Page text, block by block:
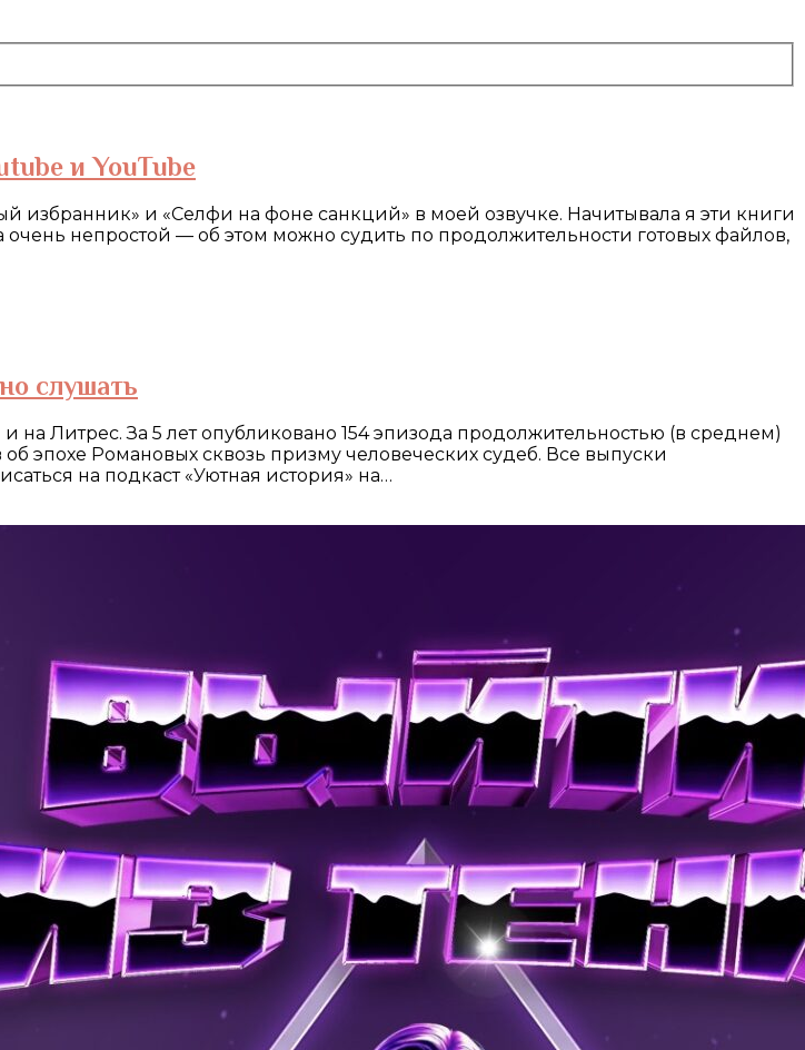
и YouTube
избранник» и «Селфи на фоне санкций» в моей озвучке. Начитывала я эти книги
очень непростой — об этом можно судить по продолжительности готовых файлов,
слушать
на Литрес. За 5 лет опубликовано 154 эпизода продолжительностью (в среднем)
эпохе Романовых сквозь призму человеческих судеб. Все выпуски
на подкаст «Уютная история» на…